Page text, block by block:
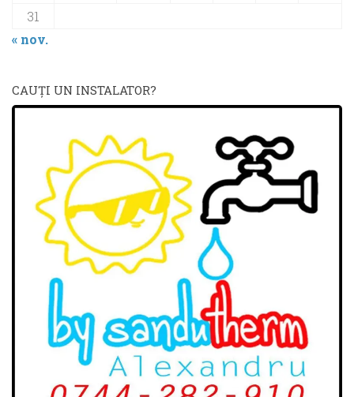
31
« nov.
CAUŢI UN INSTALATOR?